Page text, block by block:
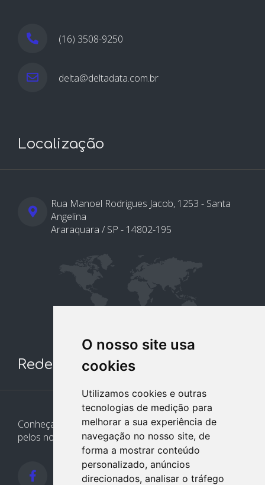
O nosso site usa
cookies
Utilizamos cookies e outras
tecnologias de medição para
melhorar a sua experiência de
navegação no nosso site, de
forma a mostrar conteúdo
personalizado, anúncios
direcionados, analisar o tráfego
(16) 3508-9250
delta@deltadata.com.br
Localização
Rua Manoel Rodrigues Jacob, 1253 - Santa
Angelina
Araraquara / SP - 14802-195
Redes Sociais
Conheça e siga nossos canais. Interaja, fale conosco
pelos nossos perfis e saiba de todas as novidades.